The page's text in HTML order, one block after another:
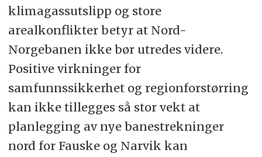
klimagassutslipp og store
arealkonflikter betyr at Nord-
Norgebanen ikke bør utredes videre.
Positive virkninger for
samfunnssikkerhet og regionforstørring
kan ikke tillegges så stor vekt at
planlegging av nye banestrekninger
nord for Fauske og Narvik kan